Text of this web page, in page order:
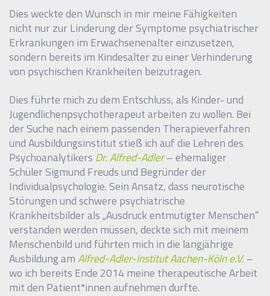
Dies weckte den Wunsch in mir meine Fähigkeiten
nicht nur zur Linderung der Symptome psychiatrischer
Erkrankungen im Erwachsenenalter einzusetzen,
sondern bereits im Kindesalter zu einer Verhinderung
von psychischen Krankheiten beizutragen.
Dies führte mich zu dem Entschluss, als Kinder- und
Jugendlichenpsychotherapeut arbeiten zu wollen. Bei
der Suche nach einem passenden Therapieverfahren
und Ausbildungsinstitut stieß ich auf die Lehren des
Psychoanalytikers Dr. Alfred-Adler– ehemaliger
Schüler Sigmund Freuds und Begründer der
Individualpsychologie. Sein Ansatz, dass neurotische
Störungen und schwere psychiatrische
Krankheitsbilder als „Ausdruck entmutigter Menschen“
verstanden werden müssen, deckte sich mit meinem
Menschenbild und führten mich in die langjährige
Ausbildung amAlfred-Adler-Institut Aachen-Köln e.V.–
wo ich bereits Ende 2014 meine therapeutische Arbeit
mit den Patient*innen aufnehmen durfte.